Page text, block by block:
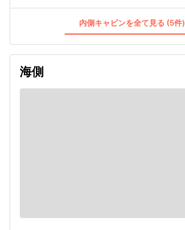
内側キャビンを全て見る (5件)
海側